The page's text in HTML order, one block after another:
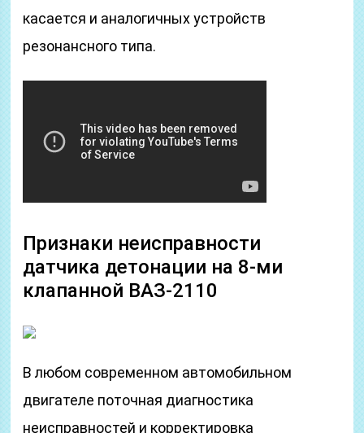
касается и аналогичных устройств
резонансного типа.
Признаки неисправности
датчика детонации на 8-ми
клапанной ВАЗ-2110
В любом современном автомобильном
двигателе поточная диагностика
неисправностей и корректировка